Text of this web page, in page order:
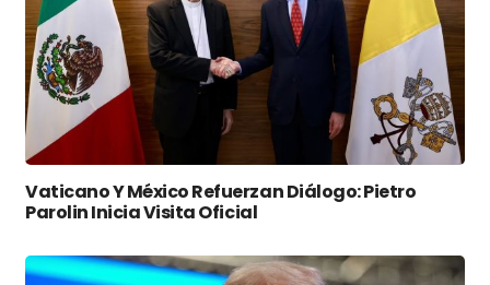
Vaticano Y México Refuerzan Diálogo: Pietro
Parolin Inicia Visita Oficial